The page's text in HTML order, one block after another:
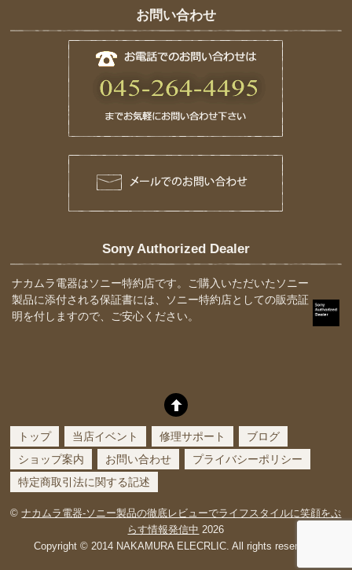
お問い合わせ
Sony Authorized Dealer
ナカムラ電器はソニー特約店です。ご購入いただいたソニー
製品に添付される保証書には、ソニー特約店としての販売証
明を付しますので、ご安心ください。
トップ 当店イベント 修理サポート
ブログ
ショップ案内
お問い合わせ
プライバシーポリシー
特定商取引法に関する記述
©ナカムラ電器-ソニー製品の徹底レビューでライフスタイルに笑顔をぷ
らす情報発信中 2026
Copyright © 2014 NAKAMURA ELECRLIC. All rights reserved.